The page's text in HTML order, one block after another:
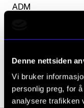
Denne nettsiden
Vi bruker
personlig preg, for
analysere trafikken
Find Employees
For Students and
ADM